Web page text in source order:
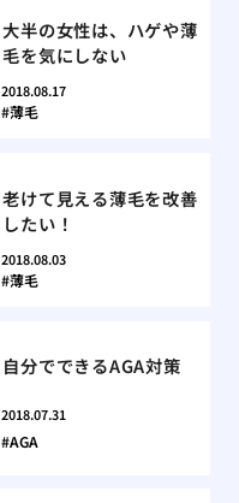
大半の女性は、ハゲや薄
毛を気にしない
2018.08.17
薄毛
老けて見える薄毛を改善
したい！
2018.08.03
薄毛
自分でできるAGA対策
2018.07.31
AGA